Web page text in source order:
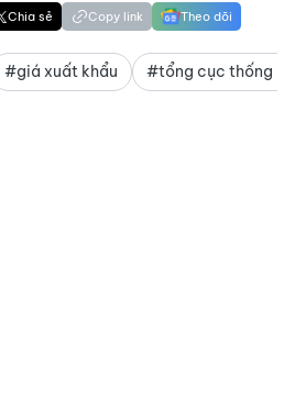
Chia sẻ Copy link Theo dõi
#giá xuất khẩu #tổng cục thống kê